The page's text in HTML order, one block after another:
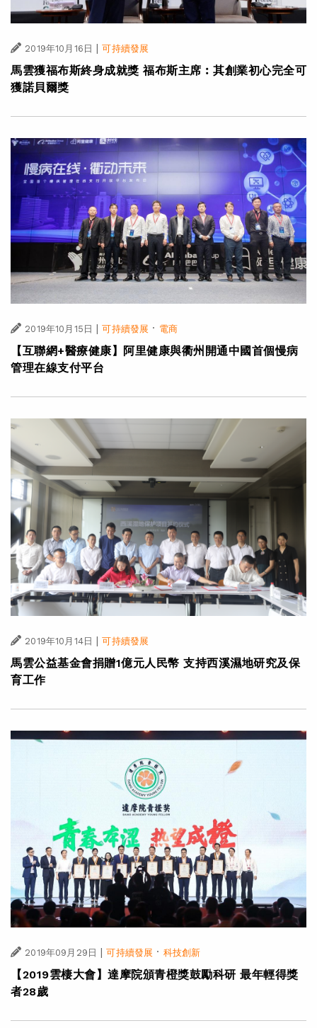
2019年10月16日 | 可持續發展
馬雲獲福布斯終身成就獎 福布斯主席︰其創業初心完全可
獲諾貝爾獎
2019年10月15日 | 可持續發展 · 電商
【互聯網+醫療健康】阿里健康與衢州開通中國首個慢病
管理在線支付平台
2019年10月14日 | 可持續發展
馬雲公益基金會捐贈1億元人民幣 支持西溪濕地研究及保
育工作
2019年09月29日 | 可持續發展 · 科技創新
【2019雲棲大會】達摩院頒青橙獎鼓勵科研 最年輕得獎
者28歲